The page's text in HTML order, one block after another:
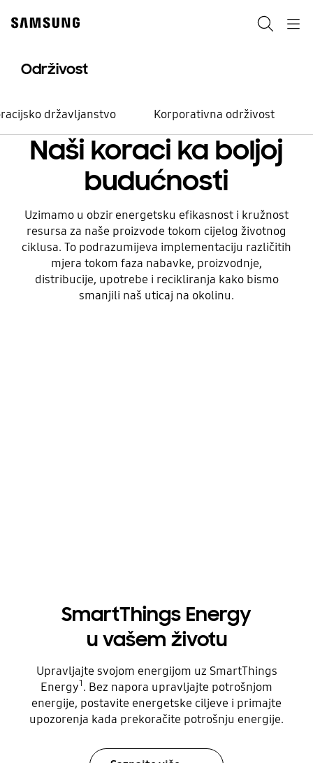
content
accessibility
Održivost
državljanstvo Korporativna održivost
Izmjene počinju s
malim koracima
Pogledajte
Naši koraci ka boljoj
budućnosti
Uzimamo u obzir energetsku efikasnost i kružnost
resursa za naše proizvode tokom cijelog životnog
ciklusa. To podrazumijeva implementaciju različitih
mjera tokom faza nabavke, proizvodnje,
distribucije, upotrebe i recikliranja kako bismo
smanjili naš uticaj na okolinu.
SmartThings Energy
u vašem životu
Upravljajte svojom energijom uz SmartThings
Energy1. Bez napora upravljajte potrošnjom
energije, postavite energetske ciljeve i primajte
upozorenja kada prekoračite potrošnju energije.